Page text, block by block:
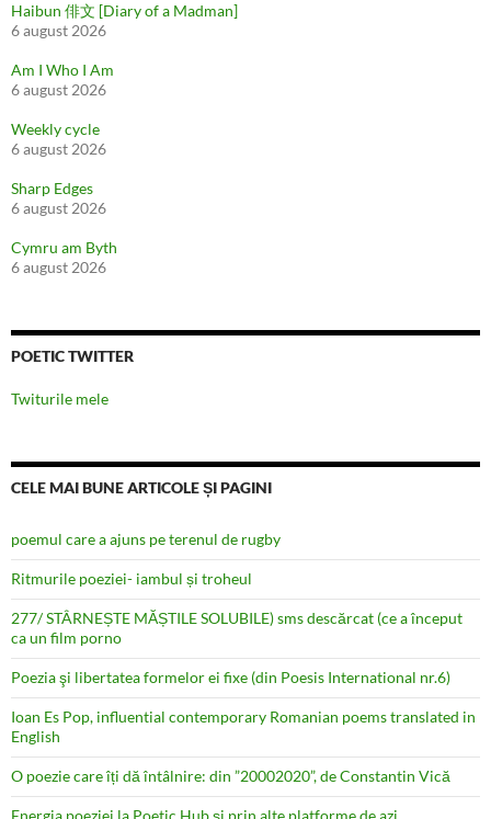
Haibun 俳文 [Diary of a Madman]
6 august 2026
Am I Who I Am
6 august 2026
Weekly cycle
6 august 2026
Sharp Edges
6 august 2026
Cymru am Byth
6 august 2026
POETIC TWITTER
Twiturile mele
CELE MAI BUNE ARTICOLE ȘI PAGINI
poemul care a ajuns pe terenul de rugby
Ritmurile poeziei- iambul și troheul
277/ STÂRNEȘTE MĂȘTILE SOLUBILE) sms descărcat (ce a început
ca un film porno
Poezia şi libertatea formelor ei fixe (din Poesis International nr.6)
Ioan Es Pop, influential contemporary Romanian poems translated in
English
O poezie care îți dă întâlnire: din ”20002020”, de Constantin Vică